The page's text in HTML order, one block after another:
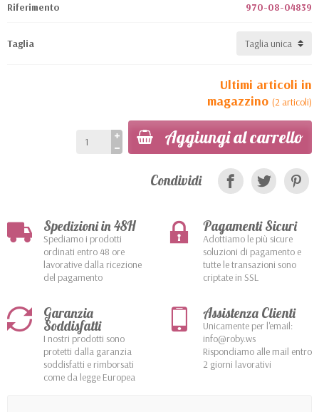
Riferimento 970-08-04839
Taglia
Ultimi articoli in
magazzino (2 articoli)
Aggiungi al carrello
Condividi
Spedizioni in 48H
Spediamo i prodotti
ordinati entro 48 ore
lavorative dalla ricezione
del pagamento
Pagamenti Sicuri
Adottiamo le più sicure
soluzioni di pagamento e
tutte le transazioni sono
criptate in SSL
Garanzia
Soddisfatti
I nostri prodotti sono
protetti dalla garanzia
soddisfatti e rimborsati
come da legge Europea
Assistenza Clienti
Unicamente per l'email:
info@roby.ws
Rispondiamo alle mail entro
2 giorni lavorativi